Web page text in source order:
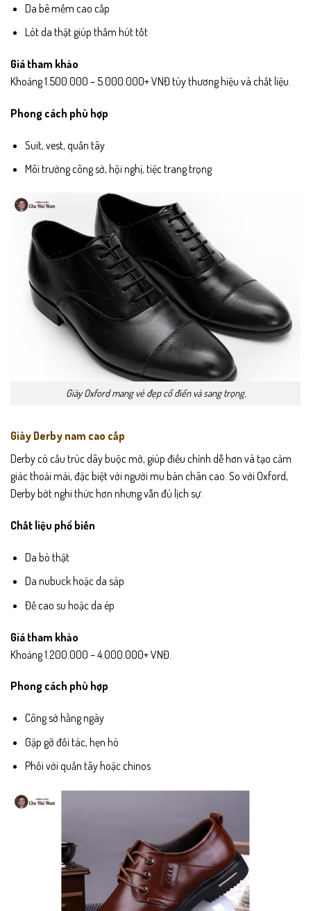
Da bê mềm cao cấp
Lót da thật giúp thấm hút tốt
Giá tham khảo
Khoảng 1.500.000 – 5.000.000+ VNĐ tùy thương hiệu và chất liệu.
Phong cách phù hợp
Suit, vest, quần tây
Môi trường công sở, hội nghị, tiệc trang trọng
Giày Oxford mang vẻ đẹp cổ điển và sang trọng.
Giày Derby nam cao cấp
Derby có cấu trúc dây buộc mở, giúp điều chỉnh dễ hơn và tạo cảm
giác thoải mái, đặc biệt với người mu bàn chân cao. So với Oxford,
Derby bớt nghi thức hơn nhưng vẫn đủ lịch sự.
Chất liệu phổ biến
Da bò thật
Da nubuck hoặc da sáp
Đế cao su hoặc da ép
Giá tham khảo
Khoảng 1.200.000 – 4.000.000+ VNĐ.
Phong cách phù hợp
Công sở hằng ngày
Gặp gỡ đối tác, hẹn hò
Phối với quần tây hoặc chinos